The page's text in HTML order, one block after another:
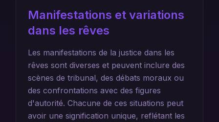
Manifestations et variations
dans les rêves
Les manifestations de la justice dans les
rêves sont diverses et peuvent inclure des
scènes de tribunal, des débats moraux ou
des confrontations avec des figures
d'autorité. Chacune de ces situations peut
avoir une signification unique, reflétant les